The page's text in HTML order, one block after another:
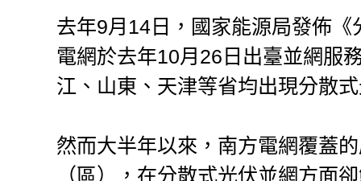
去年9月14日，國家能源局發佈
電網於去年10月26日出臺並網服
江、山東、天津等省均出現分散
然而大半年以來，南方電網覆蓋
（區），在分散式光伏並網方面